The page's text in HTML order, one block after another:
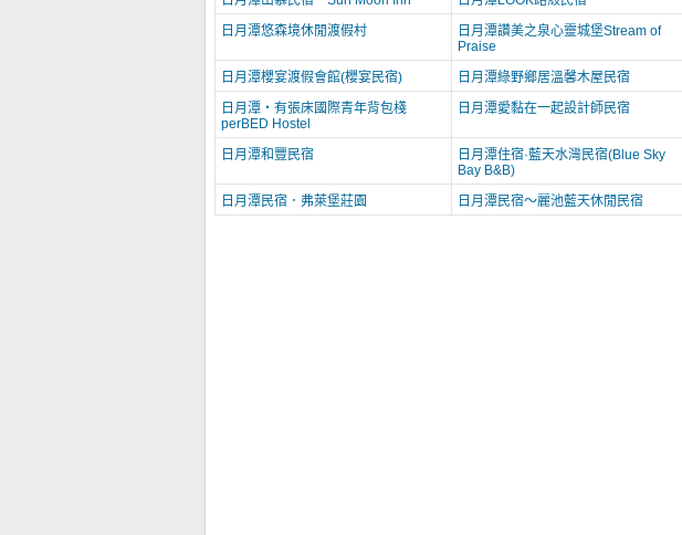
日月潭悠森境休閒渡假村
日月潭讚美之泉心靈城堡Stream of
Praise
日月潭櫻宴渡假會館(櫻宴民宿) 日月潭綠野鄉居溫馨木屋民宿
日月潭‧有張床國際青年背包棧
perBED Hostel
日月潭愛黏在一起設計師民宿
日月潭和豐民宿
日月潭住宿·藍天水灣民宿(Blue Sky
Bay B&B)
日月潭民宿．弗萊堡莊園 日月潭民宿～麗池藍天休閒民宿